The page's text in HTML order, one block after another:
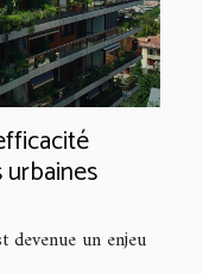
devenue un enjeu